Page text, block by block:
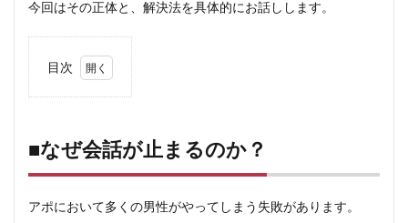
今回はその正体と、解決法を具体的にお話しします。
目次
話が
止ま
るの
■なぜ会話が止まるのか？
アポにおいて多くの男性がやってしまう失敗があります。